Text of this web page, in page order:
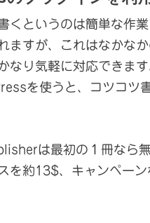
くというのは簡単な作
ますが、これはなかな
なり気軽に対応できま
を使うと、コツコツ
は最初の１冊なら
を約13$、キャンペーン